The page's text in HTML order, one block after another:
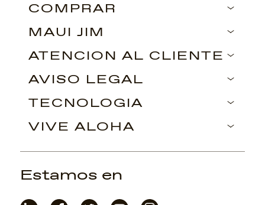
COMPRAR
MAUI JIM
ATENCIÓN AL CLIENTE
AVISO LEGAL
TECNOLOGÍA
VIVE ALOHA
Estamos en